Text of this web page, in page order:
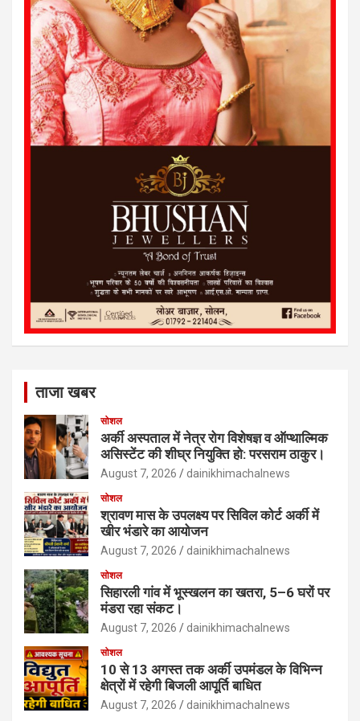
ताजा खबर
सोशल
अर्की अस्पताल में नेत्र रोग विशेषज्ञ व ऑप्थाल्मिक
असिस्टेंट की शीघ्र नियुक्ति हो: परसराम ठाकुर।
August 7, 2026 dainikhimachalnews
सोशल
श्रावण मास के उपलक्ष्य पर सिविल कोर्ट अर्की में
खीर भंडारे का आयोजन
August 7, 2026 dainikhimachalnews
सोशल
सिहारली गांव में भूस्खलन का खतरा, 5–6 घरों पर
मंडरा रहा संकट।
August 7, 2026 dainikhimachalnews
सोशल
10 से 13 अगस्त तक अर्की उपमंडल के विभिन्न
क्षेत्रों में रहेगी बिजली आपूर्ति बाधित
August 7, 2026 dainikhimachalnews